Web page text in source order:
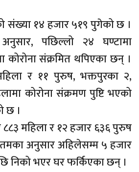
संख्या १४ हजार ५१९ पुगेको छ ।
अनुसार, पछिल्लो २४ घण्टामा
कोरोना संक्रमित थपिएका छन् ।
र ११ पुरुष, भक्तपुरका २,
कोरोना संक्रमण पुष्टि भएको
छ ।
महिला र १२ हजार ६३६ पुरुष
अनुसार अहिलेसम्म ५ हजार
निको भएर घर फर्किएका छन् ।